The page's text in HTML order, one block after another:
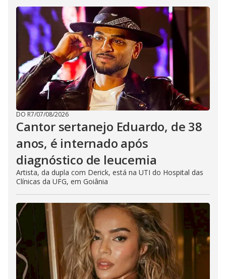
DO R7/07/08/2026
Cantor sertanejo Eduardo, de 38
anos, é internado após
diagnóstico de leucemia
Artista, da dupla com Derick, está na UTI do Hospital das
Clínicas da UFG, em Goiânia